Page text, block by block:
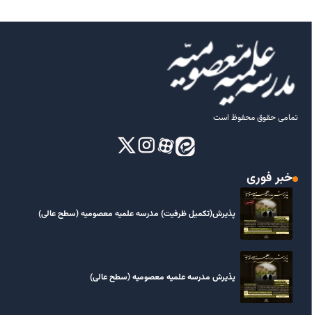
تمامی حقوق محفوظ است
خبر فوری
پذیرش(تکمیل ظرفیت) مدرسه علمیه معصومیه‌ (سطح عالی)
پذیرش مدرسه علمیه معصومیه‌ (سطح عالی)